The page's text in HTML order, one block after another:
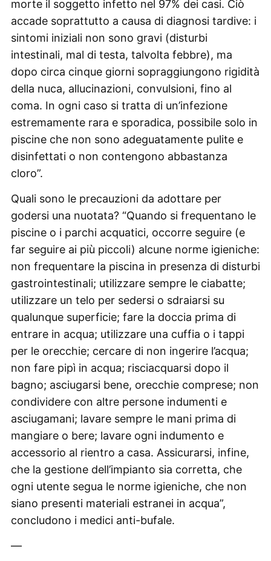
morte il soggetto infetto nel 97% dei casi. Ciò
accade soprattutto a causa di diagnosi tardive: i
sintomi iniziali non sono gravi (disturbi
intestinali, mal di testa, talvolta febbre), ma
dopo circa cinque giorni sopraggiungono rigidità
della nuca, allucinazioni, convulsioni, fino al
coma. In ogni caso si tratta di un’infezione
estremamente rara e sporadica, possibile solo in
piscine che non sono adeguatamente pulite e
disinfettati o non contengono abbastanza
cloro”.
Quali sono le precauzioni da adottare per
godersi una nuotata? “Quando si frequentano le
piscine o i parchi acquatici, occorre seguire (e
far seguire ai più piccoli) alcune norme igieniche:
non frequentare la piscina in presenza di disturbi
gastrointestinali; utilizzare sempre le ciabatte;
utilizzare un telo per sedersi o sdraiarsi su
qualunque superficie; fare la doccia prima di
entrare in acqua; utilizzare una cuffia o i tappi
per le orecchie; cercare di non ingerire l’acqua;
non fare pipì in acqua; risciacquarsi dopo il
bagno; asciugarsi bene, orecchie comprese; non
condividere con altre persone indumenti e
asciugamani; lavare sempre le mani prima di
mangiare o bere; lavare ogni indumento e
accessorio al rientro a casa. Assicurarsi, infine,
che la gestione dell’impianto sia corretta, che
ogni utente segua le norme igieniche, che non
siano presenti materiali estranei in acqua”,
concludono i medici anti-bufale.
—